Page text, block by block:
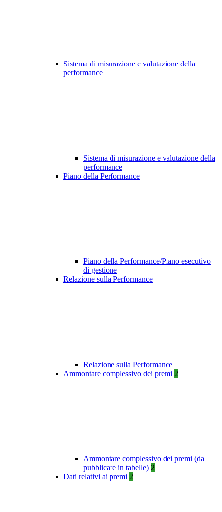
Sistema di misurazione e valutazione della
performance
Sistema di misurazione e valutazione della
performance
Piano della Performance
Piano della Performance/Piano esecutivo
di gestione
Relazione sulla Performance
Relazione sulla Performance
Ammontare complessivo dei premi 2
Ammontare complessivo dei premi (da
pubblicare in tabelle) 2
Dati relativi ai premi 2